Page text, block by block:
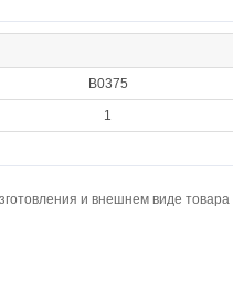
B0375
1
и внешнем виде